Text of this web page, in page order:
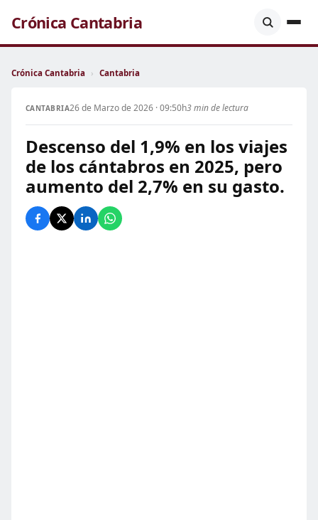
Crónica Cantabria
Crónica Cantabria › Cantabria
CANTABRIA26 de Marzo de 2026 · 09:50h3 min de lectura
Descenso del 1,9% en los viajes
de los cántabros en 2025, pero
aumento del 2,7% en su gasto.